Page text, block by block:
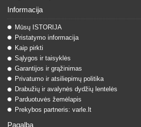
Informacija
Mūsų ISTORIJA
Pristatymo informacija
Kaip pirkti
Sąlygos ir taisyklės
Garantijos ir grąžinimas
Privatumo ir atsiliepimų politika
Drabužių ir avalynės dydžių lentelės
Parduotuvės žemėlapis
Prekybos partneris: varle.lt
Pagalba